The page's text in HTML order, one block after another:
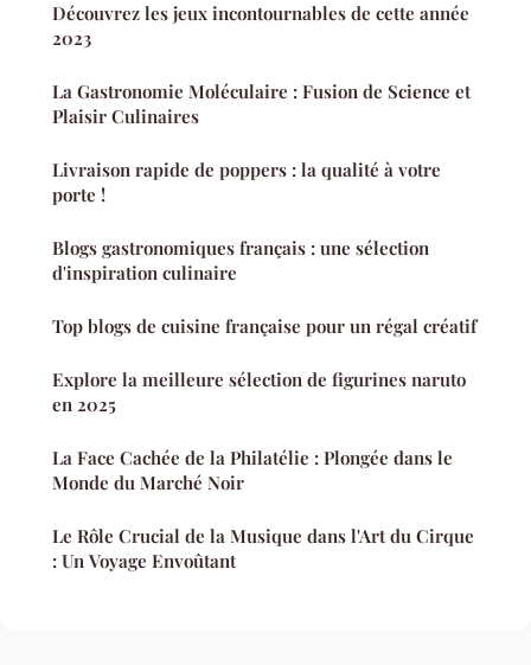
Découvrez les jeux incontournables de cette année
2023
La Gastronomie Moléculaire : Fusion de Science et
Plaisir Culinaires
Livraison rapide de poppers : la qualité à votre
porte !
Blogs gastronomiques français : une sélection
d'inspiration culinaire
Top blogs de cuisine française pour un régal créatif
Explore la meilleure sélection de figurines naruto
en 2025
La Face Cachée de la Philatélie : Plongée dans le
Monde du Marché Noir
Le Rôle Crucial de la Musique dans l'Art du Cirque
: Un Voyage Envoûtant